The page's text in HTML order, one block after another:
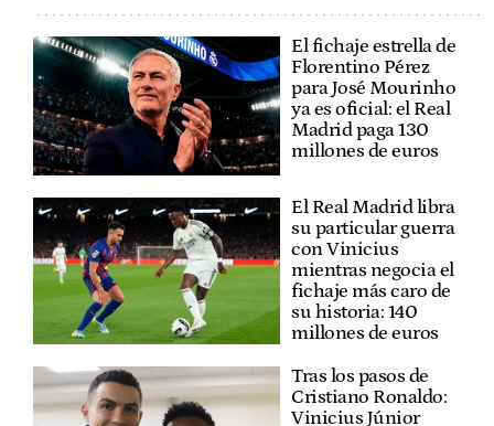
El fichaje estrella de
Florentino Pérez
para José Mourinho
ya es oficial: el Real
Madrid paga 130
millones de euros
El Real Madrid libra
su particular guerra
con Vinicius
mientras negocia el
fichaje más caro de
su historia: 140
millones de euros
Tras los pasos de
Cristiano Ronaldo:
Vinicius Júnior